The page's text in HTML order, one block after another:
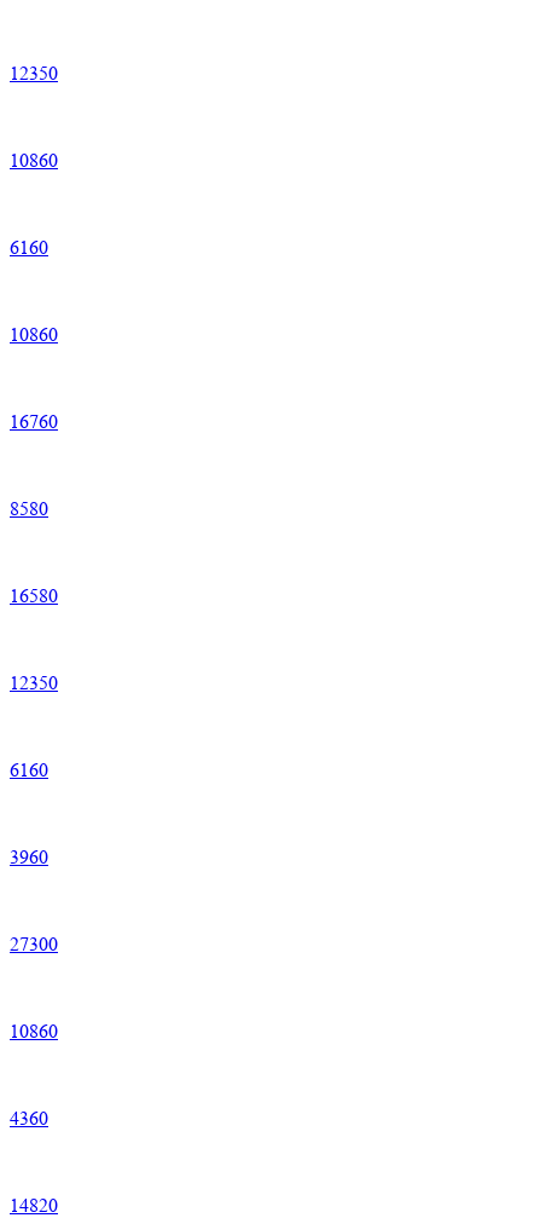
12350
10860
6160
10860
16760
8580
16580
12350
6160
3960
27300
10860
4360
14820